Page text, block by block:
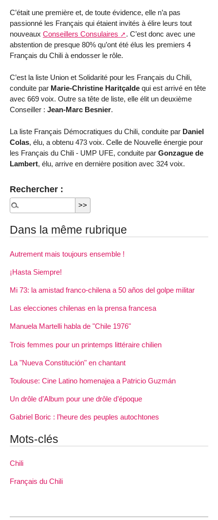
C’était une première et, de toute évidence, elle n’a pas
passionné les Français qui étaient invités à élire leurs tout
nouveaux Conseillers Consulaires
. C’est donc avec une
abstention de presque 80% qu’ont été élus les premiers 4
Français du Chili à endosser le rôle.
C’est la liste Union et Solidarité pour les Français du Chili,
conduite par Marie-Christine Haritçalde qui est arrivé en tête
avec 669 voix. Outre sa tête de liste, elle élit un deuxième
Conseiller : Jean-Marc Besnier.
La liste Français Démocratiques du Chili, conduite par Daniel
Colas, élu, a obtenu 473 voix. Celle de Nouvelle énergie pour
les Français du Chili - UMP UFE, conduite par Gonzague de
Lambert, élu, arrive en dernière position avec 324 voix.
Rechercher :
Dans la même rubrique
Autrement mais toujours ensemble !
¡Hasta Siempre!
Mi 73: la amistad franco-chilena a 50 años del golpe militar
Las elecciones chilenas en la prensa francesa
Manuela Martelli habla de "Chile 1976"
Trois femmes pour un printemps littéraire chilien
La "Nueva Constitución" en chantant
Toulouse: Cine Latino homenajea a Patricio Guzmán
Un drôle d’Album pour une drôle d’époque
Gabriel Boric : l’heure des peuples autochtones
Mots-clés
Chili
Français du Chili